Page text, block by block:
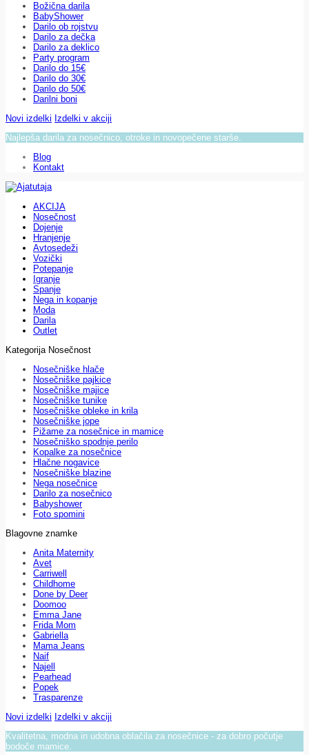
Božična darila
BabyShower
Darilo ob rojstvu
Darilo za dečka
Darilo za deklico
Party program
Darilo do 15€
Darilo do 30€
Darilo do 50€
Darilni boni
Novi izdelki Izdelki v akciji
Najlepša darila za nosečnico, otroke in novopečene starše.
Blog
Kontakt
AKCIJA
Nosečnost
Dojenje
Hranjenje
Avtosedeži
Vozički
Potepanje
Igranje
Spanje
Nega in kopanje
Moda
Darila
Outlet
Kategorija Nosečnost
Nosečniške hlače
Nosečniške pajkice
Nosečniške majice
Nosečniške tunike
Nosečniške obleke in krila
Nosečniške jope
Pižame za nosečnice in mamice
Nosečniško spodnje perilo
Kopalke za nosečnice
Hlačne nogavice
Nosečniške blazine
Nega nosečnice
Darilo za nosečnico
Babyshower
Foto spomini
Blagovne znamke
Anita Maternity
Avet
Carriwell
Childhome
Done by Deer
Doomoo
Emma Jane
Frida Mom
Gabriella
Mama Jeans
Naif
Najell
Pearhead
Popek
Trasparenze
Novi izdelki Izdelki v akciji
Kvalitetna, modna in udobna oblačila za nosečnice - za dobro počutje
bodoče mamice.